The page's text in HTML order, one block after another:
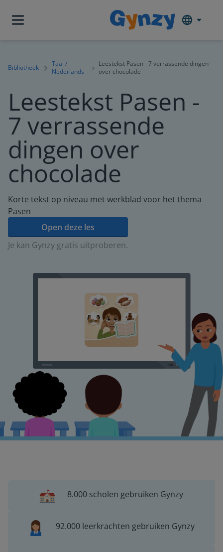
Bibliotheek
Taal /
Nederlands
Leestekst Pasen - 7 verrassende dingen
over chocolade
Leestekst Pasen -
7 verrassende
dingen over
chocolade
Korte tekst op niveau met werkblad voor het thema
Pasen
Open deze les
Je kan Gynzy gratis uitproberen.
8.000 scholen gebruiken Gynzy
92.000 leerkrachten gebruiken Gynzy